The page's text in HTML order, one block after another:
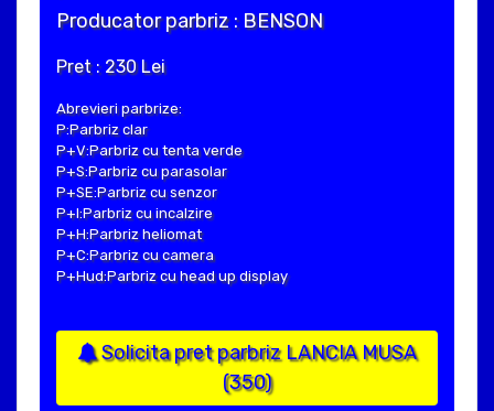
Producator parbriz : BENSON
Pret : 230 Lei
Abrevieri parbrize:
P:Parbriz clar
P+V:Parbriz cu tenta verde
P+S:Parbriz cu parasolar
P+SE:Parbriz cu senzor
P+I:Parbriz cu incalzire
P+H:Parbriz heliomat
P+C:Parbriz cu camera
P+Hud:Parbriz cu head up display
Solicita pret parbriz LANCIA MUSA
(350)